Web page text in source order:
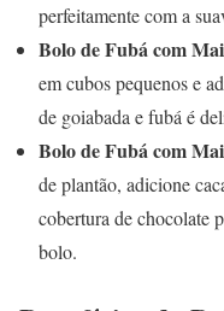
perfeitamente com a
Bolo de Fubá com
em cubos pequenos e
de goiabada e fubá é
Bolo de Fubá com
de plantão, adicione
cobertura de chocolate
bolo.